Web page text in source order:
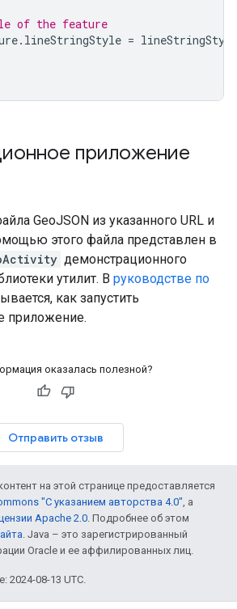
of the feature
. lineStringStyle = lineStringStyle
приложение
GeoJSON из указанного URL и
этого файла представлен в
демонстрационного
утилит. В руководстве по
как запустить
приложение.
оказалась полезной?
Отправить отзыв
на этой странице предоставляется
"С указанием авторства 4.0", а
Apache 2.0. Подробнее об этом
. Java – это зарегистрированный
Oracle и ее аффилированных лиц.
2024-08-13 UTC.